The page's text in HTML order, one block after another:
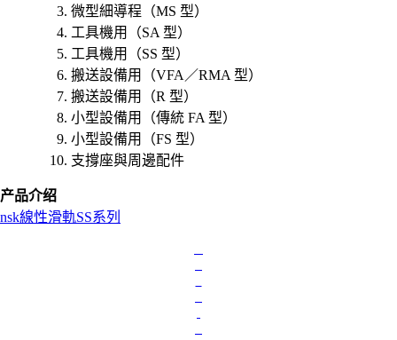
微型細導程（MS 型）
工具機用（SA 型）
工具機用（SS 型）
搬送設備用（VFA／RMA 型）
搬送設備用（R 型）
小型設備用（傳統 FA 型）
小型設備用（FS 型）
支撐座與周邊配件
产品介绍
nsk線性滑軌SS系列